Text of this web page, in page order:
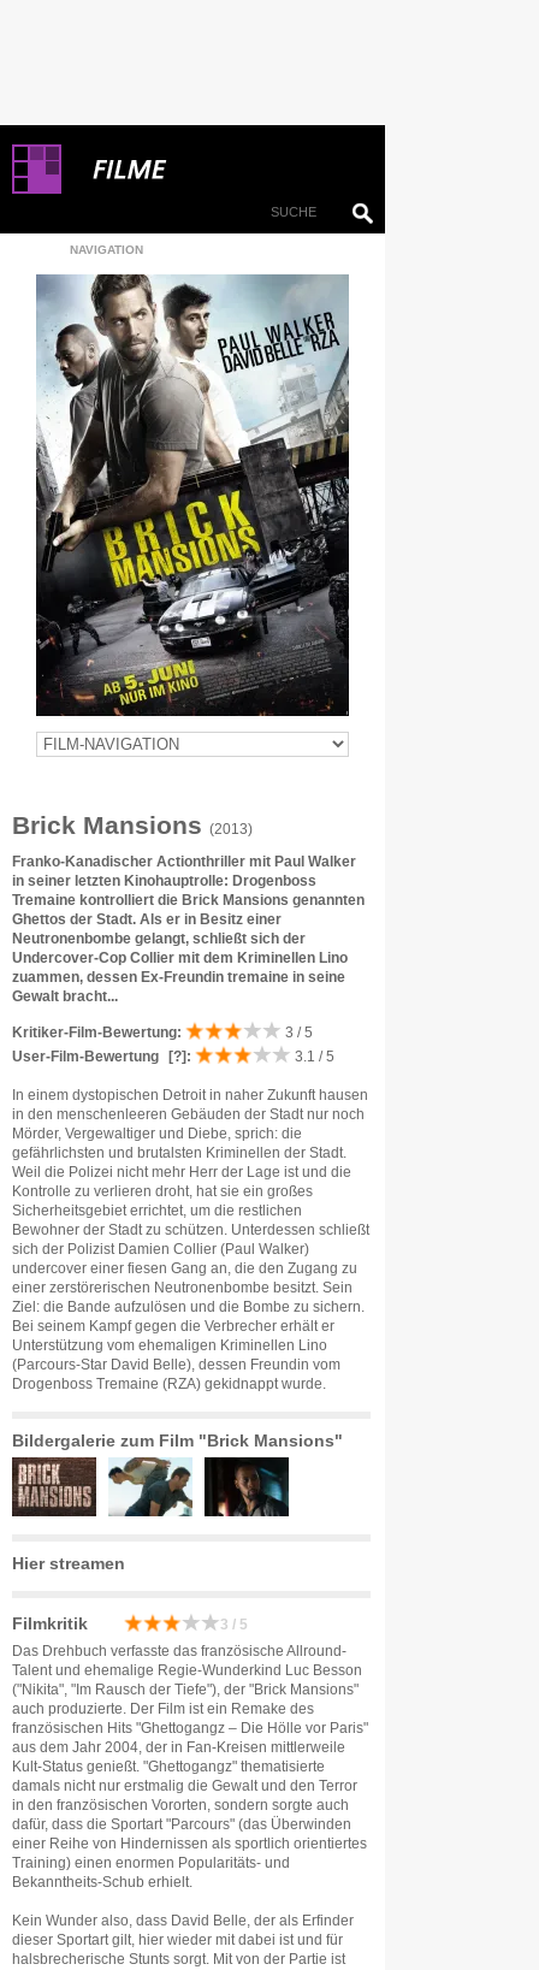
NAVIGATION
Brick Mansions (2013)
Franko-Kanadischer Actionthriller mit Paul Walker
in seiner letzten Kinohauptrolle: Drogenboss
Tremaine kontrolliert die Brick Mansions genannten
Ghettos der Stadt. Als er in Besitz einer
Neutronenbombe gelangt, schließt sich der
Undercover-Cop Collier mit dem Kriminellen Lino
zuammen, dessen Ex-Freundin tremaine in seine
Gewalt bracht...
Kritiker-Film-Bewertung:
3 / 5
User-Film-Bewertung
[?] : 3.1 / 5
In einem dystopischen Detroit in naher Zukunft hausen
in den menschenleeren Gebäuden der Stadt nur noch
Mörder, Vergewaltiger und Diebe, sprich: die
gefährlichsten und brutalsten Kriminellen der Stadt.
Weil die Polizei nicht mehr Herr der Lage ist und die
Kontrolle zu verlieren droht, hat sie ein großes
Sicherheitsgebiet errichtet, um die restlichen
Bewohner der Stadt zu schützen. Unterdessen schließt
sich der Polizist Damien Collier (Paul Walker)
undercover einer fiesen Gang an, die den Zugang zu
einer zerstörerischen Neutronenbombe besitzt. Sein
Ziel: die Bande aufzulösen und die Bombe zu sichern.
Bei seinem Kampf gegen die Verbrecher erhält er
Unterstützung vom ehemaligen Kriminellen Lino
(Parcours-Star David Belle), dessen Freundin vom
Drogenboss Tremaine (RZA) gekidnappt wurde.
Bildergalerie zum Film "Brick Mansions"
Hier streamen
Filmkritik 3 / 5
Das Drehbuch verfasste das französische Allround-
Talent und ehemalige Regie-Wunderkind Luc Besson
("Nikita", "Im Rausch der Tiefe"), der "Brick Mansions"
auch produzierte. Der Film ist ein Remake des
französischen Hits "Ghettogangz – Die Hölle vor Paris"
aus dem Jahr 2004, der in Fan-Kreisen mittlerweile
Kult-Status genießt. "Ghettogangz" thematisierte
damals nicht nur erstmalig die Gewalt und den Terror
in den französischen Vororten, sondern sorgte auch
dafür, dass die Sportart "Parcours" (das Überwinden
einer Reihe von Hindernissen als sportlich orientiertes
Training) einen enormen Popularitäts- und
Bekanntheits-Schub erhielt.
Kein Wunder also, dass David Belle, der als Erfinder
dieser Sportart gilt, hier wieder mit dabei ist und für
halsbrecherische Stunts sorgt. Mit von der Partie ist